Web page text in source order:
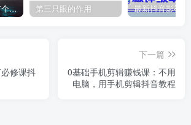
为什么天使头上有个圈？ 第三只眼的作用
修课抖
下一篇
0基础手机剪辑赚钱课：不用
电脑，用手机剪辑抖音教程